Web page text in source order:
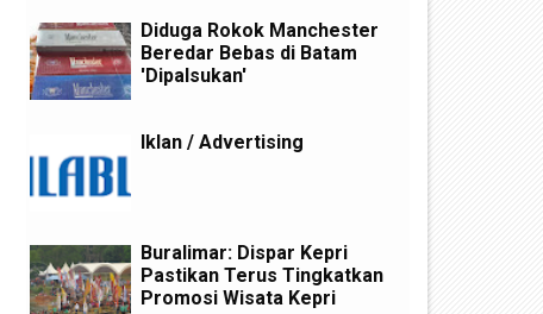
Diduga Rokok Manchester
Beredar Bebas di Batam
'Dipalsukan'
Iklan / Advertising
Buralimar: Dispar Kepri
Pastikan Terus Tingkatkan
Promosi Wisata Kepri